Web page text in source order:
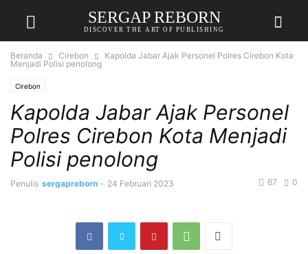
SERGAP REBORN
DISCOVER THE ART OF PUBLISHING
Beranda Cirebon
Kapolda Jabar Ajak Personel Polres Cirebon Kota
Menjadi Polisi penolong
Cirebon
Kapolda Jabar Ajak Personel
Polres Cirebon Kota Menjadi
Polisi penolong
Penulis sergapreborn - 24 Februari 2023 0
67